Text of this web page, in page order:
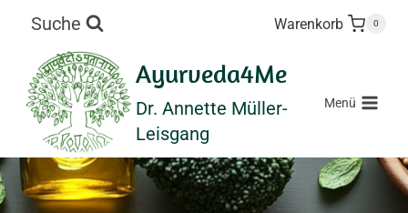
springen
Suche Warenkorb 0
Ayurveda4Me
Dr. Annette Müller-
Leisgang
Menü